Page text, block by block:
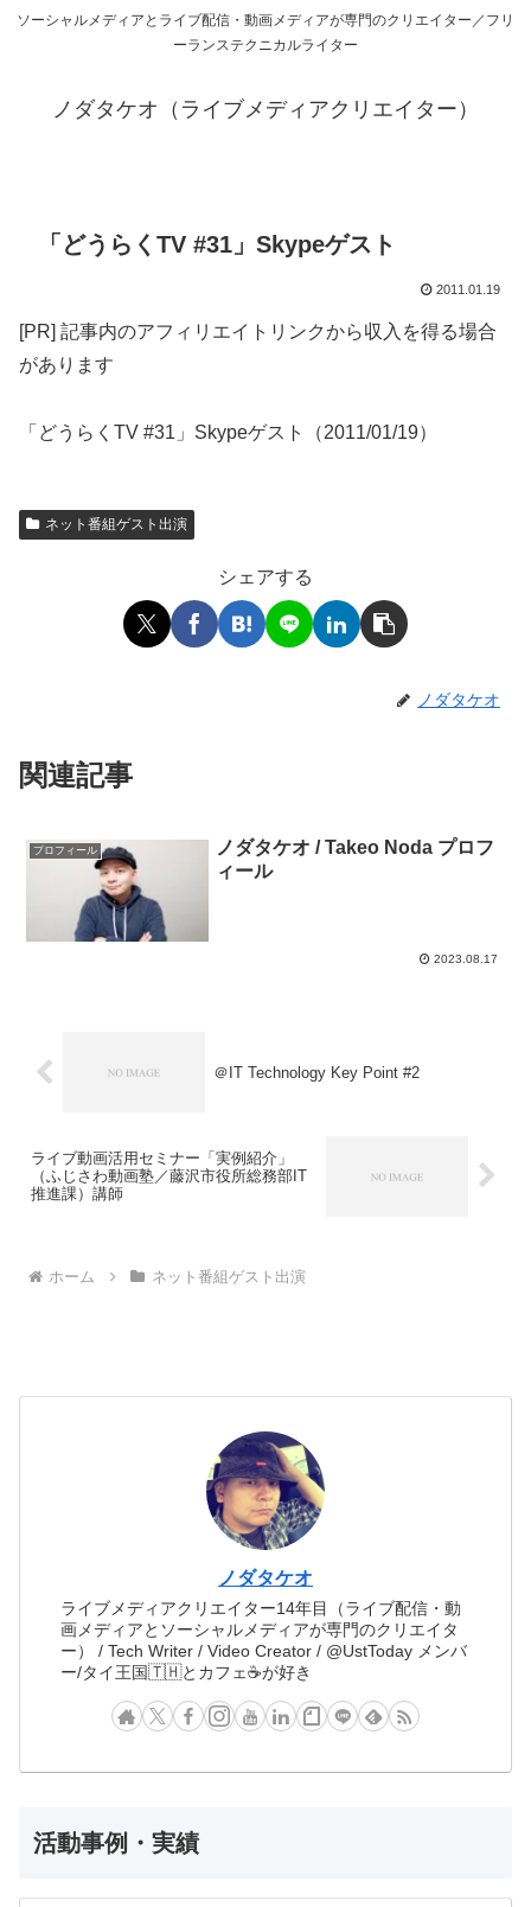
ソーシャルメディアとライブ配信・動画メディアが専門のクリエイター／フリ
ーランステクニカルライター
ノダタケオ（ライブメディアクリエイター）
「どうらくTV #31」Skypeゲスト
2011.01.19
[PR] 記事内のアフィリエイトリンクから収入を得る場合
があります
「どうらくTV #31」Skypeゲスト（2011/01/19）
ネット番組ゲスト出演
シェアする
ノダタケオ
関連記事
プロフィール
ノダタケオ / Takeo Noda プロフ
ィール
2023.08.17
＠IT Technology Key Point #2
ライブ動画活用セミナー「実例紹介」
（ふじさわ動画塾／藤沢市役所総務部IT
推進課）講師
ホーム ネット番組ゲスト出演
ノダタケオ
ライブメディアクリエイター14年目（ライブ配信・動
画メディアとソーシャルメディアが専門のクリエイタ
ー） / Tech Writer / Video Creator / @UstToday メンバ
ー/タイ王国🇹🇭とカフェ☕️が好き
活動事例・実績